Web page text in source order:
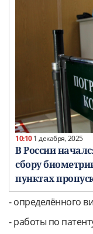
10:101 декабря, 2025
В России
сбору
пунктах
- определённого
- работы по